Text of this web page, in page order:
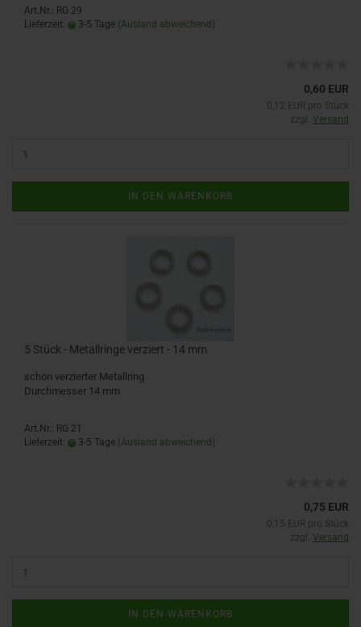
Art.Nr.: RG 29
Lieferzeit:
3-5 Tage (Ausland abweichend)
0,60 EUR
0,12 EUR pro Stück
zzgl. Versand
IN DEN WARENKORB
5 Stück - Metallringe verziert - 14 mm
schön verzierter Metallring
Durchmesser 14 mm
Art.Nr.: RG 21
Lieferzeit:
3-5 Tage (Ausland abweichend)
0,75 EUR
0,15 EUR pro Stück
zzgl. Versand
IN DEN WARENKORB